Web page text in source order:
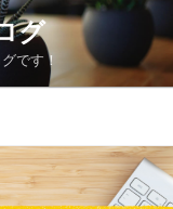
グ
です！